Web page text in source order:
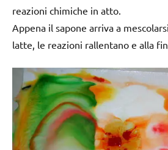
reazioni chimiche in atto.
Appena il sapone arriva a
latte, le reazioni rallentano e alla